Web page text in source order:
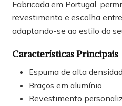
Fabricada em Portugal,
revestimento e escolha
adaptando-se ao estilo do
Características Principais
Espuma de alta
Braços em alumínio
Revestimento